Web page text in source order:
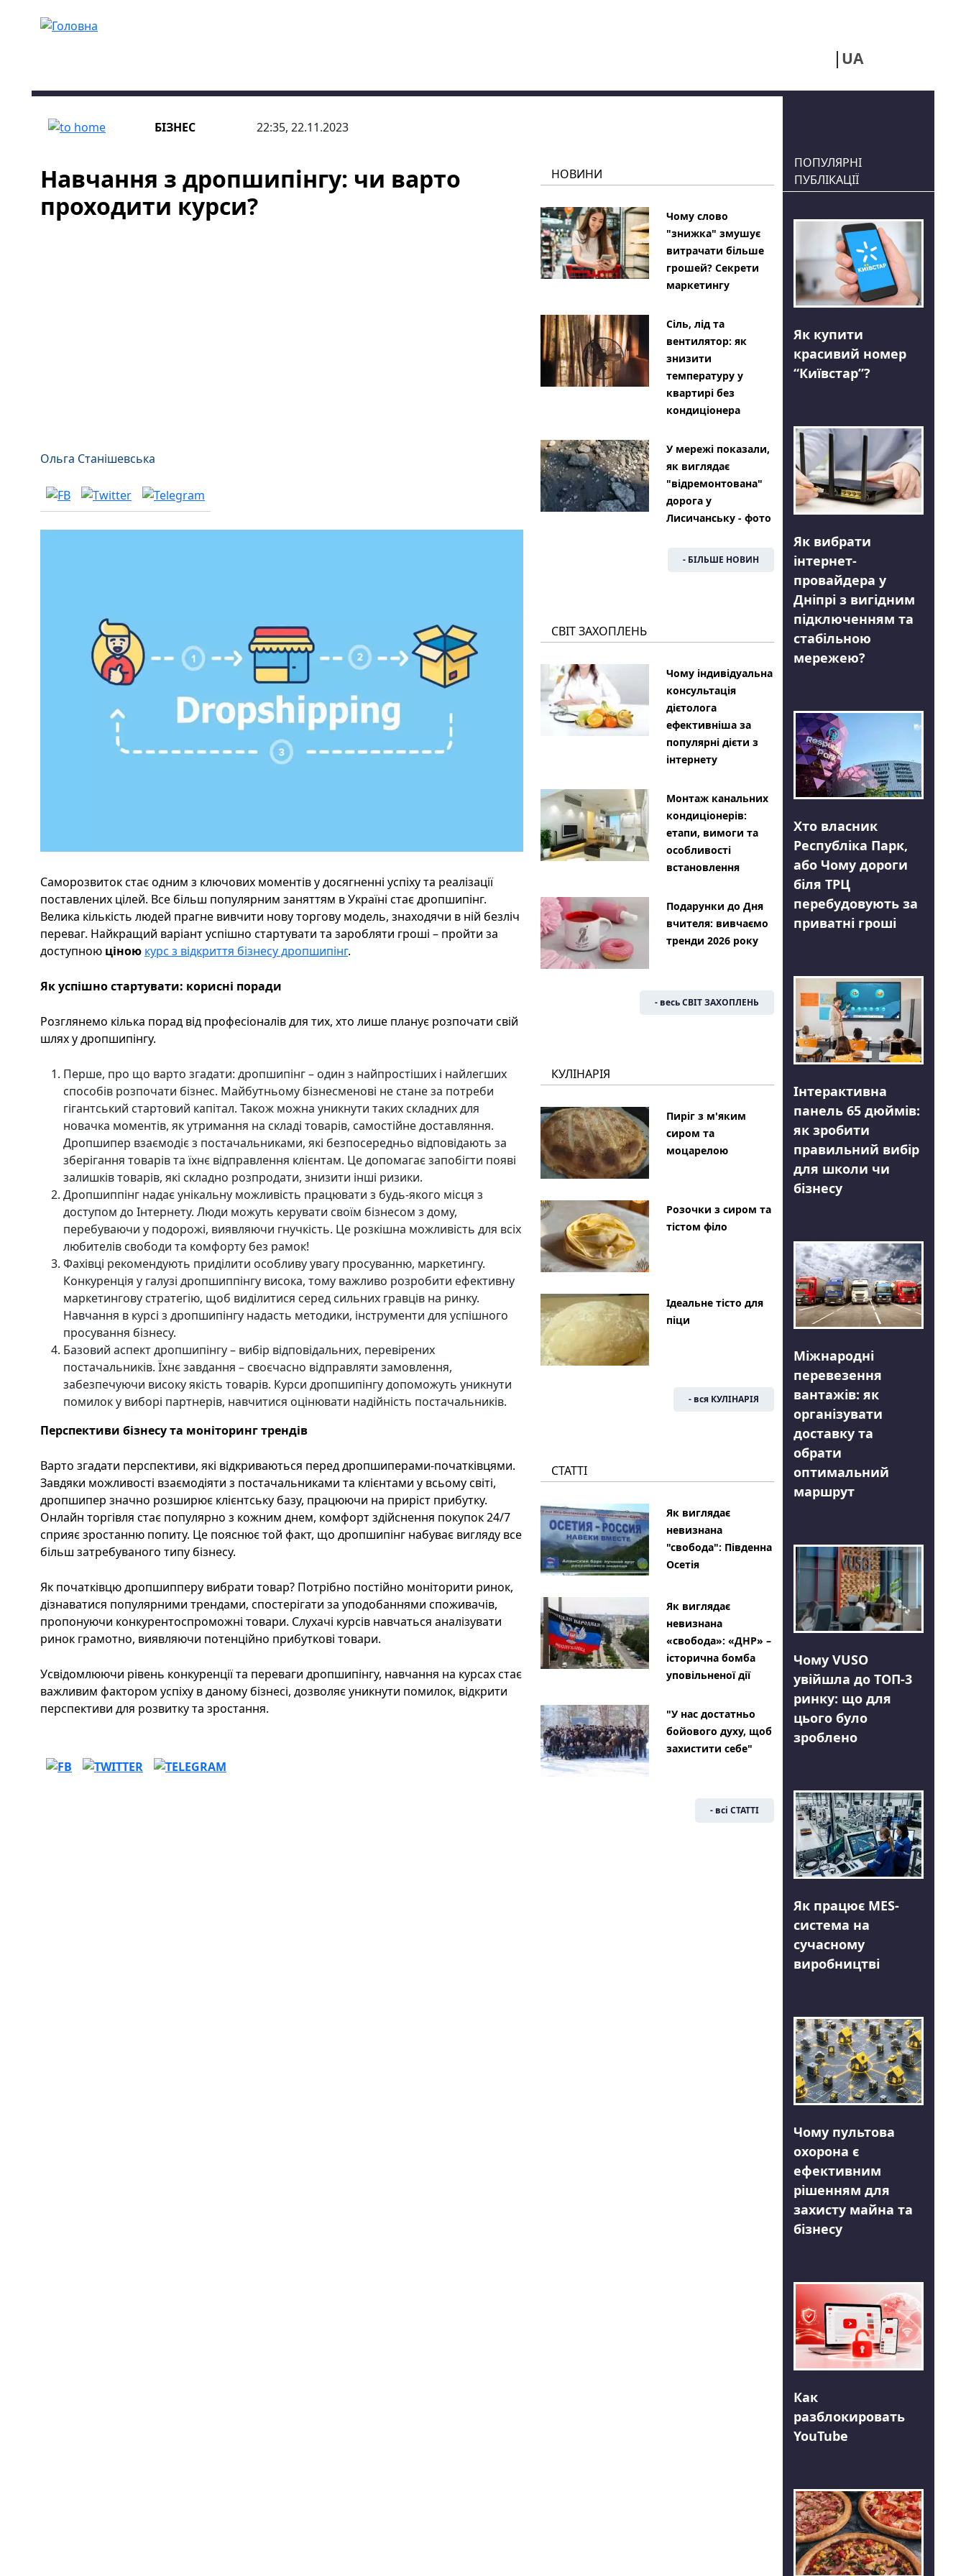
UA
БІЗНЕС 22:35, 22.11.2023
Навчання з дропшипінгу: чи варто
проходити курси?
Ольга Станішевська
Саморозвиток стає одним з ключових моментів у досягненні успіху та реалізації
поставлених цілей. Все більш популярним заняттям в Україні стає дропшипінг.
Велика кількість людей прагне вивчити нову торгову модель, знаходячи в ній безліч
переваг. Найкращий варіант успішно стартувати та заробляти гроші – пройти за
доступною ціною курс з відкриття бізнесу дропшипінг.
Як успішно стартувати: корисні поради
Розглянемо кілька порад від професіоналів для тих, хто лише планує розпочати свій
шлях у дропшипінгу.
Перше, про що варто згадати: дропшипінг – один з найпростіших і найлегших
способів розпочати бізнес. Майбутньому бізнесменові не стане за потреби
гігантський стартовий капітал. Також можна уникнути таких складних для
новачка моментів, як утримання на складі товарів, самостійне доставляння.
Дропшипер взаємодіє з постачальниками, які безпосередньо відповідають за
зберігання товарів та їхнє відправлення клієнтам. Це допомагає запобігти появі
залишків товарів, які складно розпродати, знизити інші ризики.
Дропшиппінг надає унікальну можливість працювати з будь-якого місця з
доступом до Інтернету. Люди можуть керувати своїм бізнесом з дому,
перебуваючи у подорожі, виявляючи гнучкість. Це розкішна можливість для всіх
любителів свободи та комфорту без рамок!
Фахівці рекомендують приділити особливу увагу просуванню, маркетингу.
Конкуренція у галузі дропшиппінгу висока, тому важливо розробити ефективну
маркетингову стратегію, щоб виділитися серед сильних гравців на ринку.
Навчання в курсі з дропшипінгу надасть методики, інструменти для успішного
просування бізнесу.
Базовий аспект дропшипінгу – вибір відповідальних, перевірених
постачальників. Їхнє завдання – своєчасно відправляти замовлення,
забезпечуючи високу якість товарів. Курси дропшипінгу допоможуть уникнути
помилок у виборі партнерів, навчитися оцінювати надійність постачальників.
Перспективи бізнесу та моніторинг трендів
Варто згадати перспективи, які відкриваються перед дропшиперами-початківцями.
Завдяки можливості взаємодіяти з постачальниками та клієнтами у всьому світі,
дропшипер значно розширює клієнтську базу, працюючи на приріст прибутку.
Онлайн торгівля стає популярно з кожним днем, комфорт здійснення покупок 24/7
сприяє зростанню попиту. Це пояснює той факт, що дропшипінг набуває вигляду все
більш затребуваного типу бізнесу.
Як початківцю дропшипперу вибрати товар? Потрібно постійно моніторити ринок,
дізнаватися популярними трендами, спостерігати за уподобаннями споживачів,
пропонуючи конкурентоспроможні товари. Слухачі курсів навчаться аналізувати
ринок грамотно, виявляючи потенційно прибуткові товари.
Усвідомлюючи рівень конкуренції та переваги дропшипінгу, навчання на курсах стає
важливим фактором успіху в даному бізнесі, дозволяє уникнути помилок, відкрити
перспективи для розвитку та зростання.
НОВИНИ
Чому слово
"знижка" змушує
витрачати більше
грошей? Секрети
маркетингу
Сіль, лід та
вентилятор: як
знизити
температуру у
квартирі без
кондиціонера
У мережі показали,
як виглядає
"відремонтована"
дорога у
Лисичанську - фото
- БІЛЬШЕ НОВИН
СВІТ ЗАХОПЛЕНЬ
Чому індивідуальна
консультація
дієтолога
ефективніша за
популярні дієти з
інтернету
Монтаж канальних
кондиціонерів:
етапи, вимоги та
особливості
встановлення
Подарунки до Дня
вчителя: вивчаємо
тренди 2026 року
- весь СВІТ ЗАХОПЛЕНЬ
КУЛІНАРІЯ
Пиріг з м'яким
сиром та
моцарелою
Розочки з сиром та
тістом філо
Ідеальне тісто для
піци
- вся КУЛІНАРІЯ
СТАТТІ
Як виглядає
невизнана
"свобода": Південна
Осетія
Як виглядає
невизнана
«свобода»: «ДНР» –
історична бомба
уповільненої дії
"У нас достатньо
бойового духу, щоб
захистити себе"
- всі СТАТТІ
ПОПУЛЯРНІ
ПУБЛІКАЦІЇ
Як купити
красивий номер
“Київстар”?
Як вибрати
інтернет-
провайдера у
Дніпрі з вигідним
підключенням та
стабільною
мережею?
Хто власник
Республіка Парк,
або Чому дороги
біля ТРЦ
перебудовують за
приватні гроші
Інтерактивна
панель 65 дюймів:
як зробити
правильний вибір
для школи чи
бізнесу
Міжнародні
перевезення
вантажів: як
організувати
доставку та
обрати
оптимальний
маршрут
Чому VUSO
увійшла до ТОП-3
ринку: що для
цього було
зроблено
Як працює MES-
система на
сучасному
виробництві
Чому пультова
охорона є
ефективним
рішенням для
захисту майна та
бізнесу
Как
разблокировать
YouTube